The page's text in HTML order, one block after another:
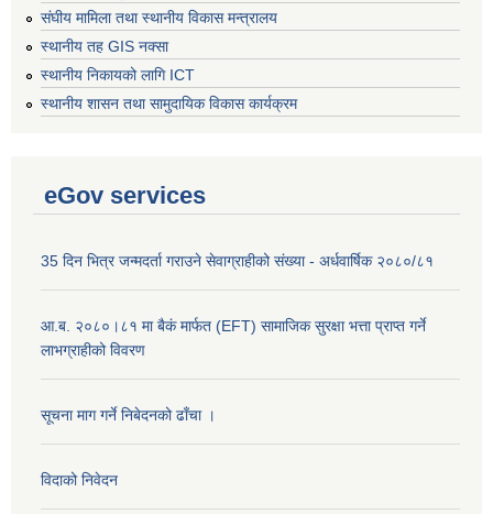
संघीय मामिला तथा स्थानीय विकास मन्त्रालय
स्थानीय तह GIS नक्सा
स्थानीय निकायको लागि ICT
स्थानीय शासन तथा सामुदायिक विकास कार्यक्रम
eGov services
35 दिन भित्र जन्मदर्ता गराउने सेवाग्राहीको संख्या - अर्धवार्षिक २०८०/८१
आ.ब. २०८०।८१ मा बैकं मार्फत (EFT) सामाजिक सुरक्षा भत्ता प्राप्त गर्ने
लाभग्राहीको विवरण
सूचना माग गर्ने निबेदनको ढाँचा ।
विदाको निवेदन